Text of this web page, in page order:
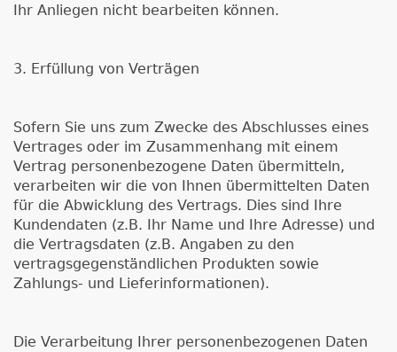
Ihr Anliegen nicht bearbeiten können.
3. Erfüllung von Verträgen
Sofern Sie uns zum Zwecke des Abschlusses eines
Vertrages oder im Zusammenhang mit einem
Vertrag personenbezogene Daten übermitteln,
verarbeiten wir die von Ihnen übermittelten Daten
für die Abwicklung des Vertrags. Dies sind Ihre
Kundendaten (z.B. Ihr Name und Ihre Adresse) und
die Vertragsdaten (z.B. Angaben zu den
vertragsgegenständlichen Produkten sowie
Zahlungs- und Lieferinformationen).
Die Verarbeitung Ihrer personenbezogenen Daten